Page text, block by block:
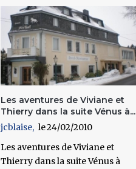
Les aventures de Viviane et
Thierry dans la suite Vénus à...
jcblaise
24/02/2010
Les aventures de Viviane et
Thierry dans la suite Vénus à